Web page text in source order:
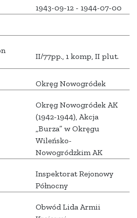
1943-09-12 - 1944-07-00
II/77pp., 1 komp, II plut.
Okręg Nowogródek
Okręg Nowogródek AK
(1942-1944), Akcja
„Burza” w Okręgu
Wileńsko-
Nowogródzkim AK
Inspektorat Rejonowy
Północny
Obwód Lida Armii